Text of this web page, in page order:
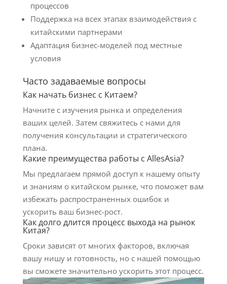
процессов
Поддержка на всех этапах взаимодействия с
китайскими партнерами
Адаптация бизнес-моделей под местные
условия
Часто задаваемые вопросы
Как начать бизнес с Китаем?
Начните с изучения рынка и определения
ваших целей. Затем свяжитесь с нами для
получения консультации и стратегического
плана.
Какие преимущества работы с AllesAsia?
Мы предлагаем прямой доступ к нашему опыту
и знаниям о китайском рынке, что поможет вам
избежать распространенных ошибок и
ускорить ваш бизнес-рост.
Как долго длится процесс выхода на рынок
Китая?
Сроки зависят от многих факторов, включая
вашу нишу и готовность, но с нашей помощью
вы сможете значительно ускорить этот процесс.